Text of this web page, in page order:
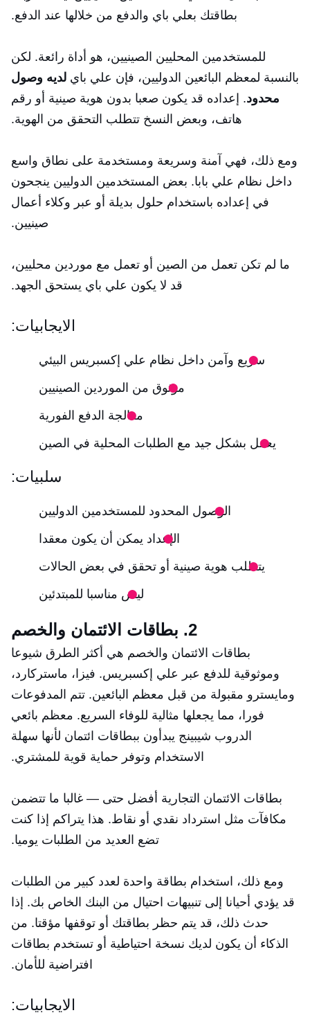
بطاقتك بعلي باي والدفع من خلالها عند الدفع.
للمستخدمين المحليين الصينيين، هو أداة رائعة. لكن
بالنسبة لمعظم البائعين الدوليين، فإن علي باي لديه وصول
محدود. إعداده قد يكون صعبا بدون هوية صينية أو رقم
هاتف، وبعض النسخ تتطلب التحقق من الهوية.
ومع ذلك، فهي آمنة وسريعة ومستخدمة على نطاق واسع
داخل نظام علي بابا. بعض المستخدمين الدوليين ينجحون
في إعداده باستخدام حلول بديلة أو عبر وكلاء أعمال
صينيين.
ما لم تكن تعمل من الصين أو تعمل مع موردين محليين،
قد لا يكون علي باي يستحق الجهد.
الايجابيات:
سريع وآمن داخل نظام علي إكسبريس البيئي
موثوق من الموردين الصينيين
معالجة الدفع الفورية
يعمل بشكل جيد مع الطلبات المحلية في الصين
سلبيات:
الوصول المحدود للمستخدمين الدوليين
الإعداد يمكن أن يكون معقدا
يتطلب هوية صينية أو تحقق في بعض الحالات
ليس مناسبا للمبتدئين
2. بطاقات الائتمان والخصم
بطاقات الائتمان والخصم هي أكثر الطرق شيوعا
وموثوقية للدفع عبر علي إكسبريس. فيزا، ماستركارد،
ومايسترو مقبولة من قبل معظم البائعين. تتم المدفوعات
فورا، مما يجعلها مثالية للوفاء السريع. معظم بائعي
الدروب شيبينج يبدأون ببطاقات ائتمان لأنها سهلة
الاستخدام وتوفر حماية قوية للمشتري.
بطاقات الائتمان التجارية أفضل حتى — غالبا ما تتضمن
مكافآت مثل استرداد نقدي أو نقاط. هذا يتراكم إذا كنت
تضع العديد من الطلبات يوميا.
ومع ذلك، استخدام بطاقة واحدة لعدد كبير من الطلبات
قد يؤدي أحيانا إلى تنبيهات احتيال من البنك الخاص بك. إذا
حدث ذلك، قد يتم حظر بطاقتك أو توقفها مؤقتا. من
الذكاء أن يكون لديك نسخة احتياطية أو تستخدم بطاقات
افتراضية للأمان.
الايجابيات: